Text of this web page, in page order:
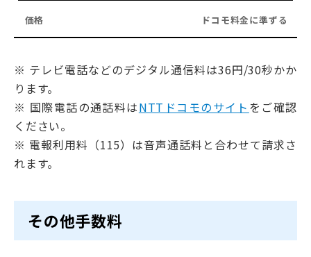
ドコモ料金に準ずる
※ テレビ電話などのデジタル通信料は36円/30秒かか
ります。
※ 国際電話の通話料はNTTドコモのサイト をご確認
ください。
※ 電報利用料（115）は音声通話料と合わせて請求さ
れます。
その他手数料